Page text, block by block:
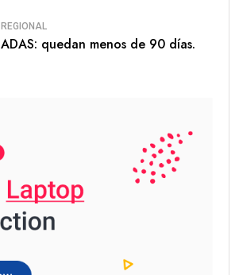
REGIONAL
ADAS: quedan menos de 90 días.